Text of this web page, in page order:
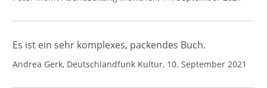
Es ist ein sehr komplexes, packendes Buch.
Andrea Gerk, Deutschlandfunk Kultur, 10. September 2021